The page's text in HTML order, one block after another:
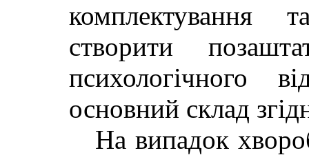
комплектування
створити
психологічного
основний склад
На випадок